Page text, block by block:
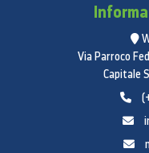
Via Parroco
Capitale